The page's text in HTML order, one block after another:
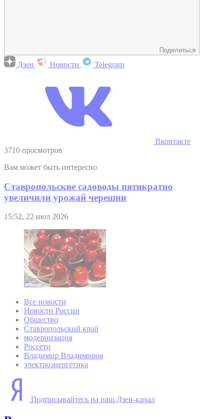
Поделиться
Дзен Новости Telegram
Вконтакте
3710 просмотров
Вам может быть интересно
Ставропольские садоводы пятикратно
увеличили урожай черешни
15:52, 22 июл 2026
Все новости
Новости России
Общество
Ставропольский край
модернизация
Россети
Владимир Владимиров
электроэнергетика
Подписывайтесь на наш Дзен-канал